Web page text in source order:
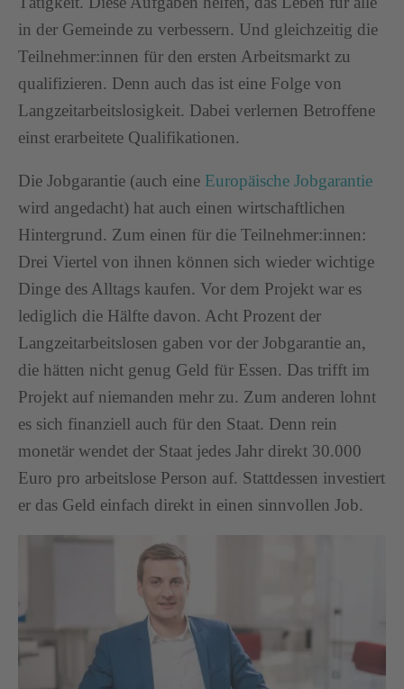
in der Gemeinde zu verbessern. Und gleichzeitig die
Teilnehmer:innen für den ersten Arbeitsmarkt zu
qualifizieren. Denn auch das ist eine Folge von
Langzeitarbeitslosigkeit. Dabei verlernen Betroffene
einst erarbeitete Qualifikationen.
Die Jobgarantie (auch eine Europäische Jobgarantie
wird angedacht) hat auch einen wirtschaftlichen
Hintergrund. Zum einen für die Teilnehmer:innen:
Drei Viertel von ihnen können sich wieder wichtige
Dinge des Alltags kaufen. Vor dem Projekt war es
lediglich die Hälfte davon. Acht Prozent der
Langzeitarbeitslosen gaben vor der Jobgarantie an,
die hätten nicht genug Geld für Essen. Das trifft im
Projekt auf niemanden mehr zu. Zum anderen lohnt
es sich finanziell auch für den Staat. Denn rein
monetär wendet der Staat jedes Jahr direkt 30.000
Euro pro arbeitslose Person auf. Stattdessen investiert
er das Geld einfach direkt in einen sinnvollen Job.